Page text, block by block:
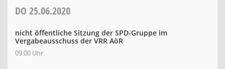
DO 25.06.2020
nicht öffentliche Sitzung der SPD-Gruppe im
Vergabeausschuss der VRR AöR
09:00 Uhr